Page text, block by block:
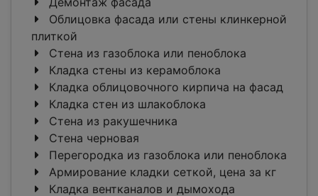
Облицовка фасада или стены клинкерной
плиткой
Стена из газоблока или пеноблока
Кладка стены из керамоблока
Кладка облицовочного кирпича на фасад
Кладка стен из шлакоблока
Стена из ракушечника
Стена черновая
Перегородка из газоблока или пеноблока
Армирование кладки сеткой, цена за кг
Кладка вентканалов и дымохода